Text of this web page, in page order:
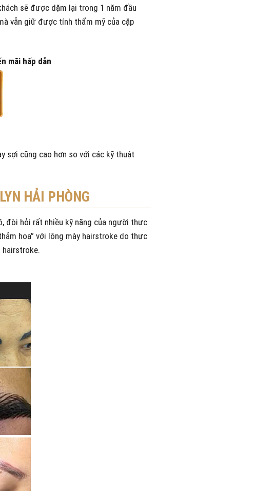
sẽ được dặm lại trong 1 năm đầu
vẫn giữ được tính thẩm mỹ của cặp
mãi hấp dẫn
sợi cũng cao hơn so với các kỹ thuật
HẢI PHÒNG
đòi hỏi rất nhiều kỹ năng của người thực
hoạ” với lông mày hairstroke do thực
hairstroke.